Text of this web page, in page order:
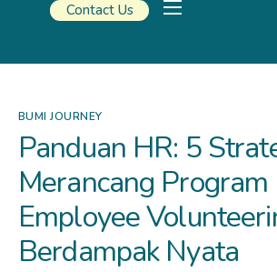
About Us
Contact Us
BUMI JOURNEY
Panduan HR: 5
Merancang Program
Employee
Berdampak Nyata